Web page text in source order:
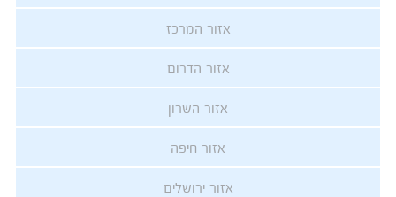
אזור המרכז
אזור הדרום
אזור השרון
אזור חיפה
אזור ירושלים